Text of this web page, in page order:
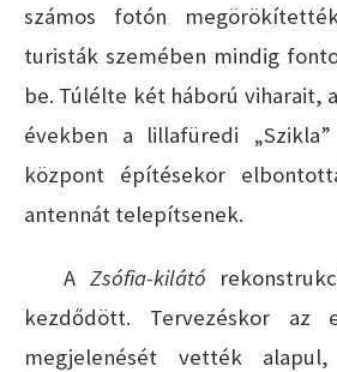
számos fotón
turisták szemében mindig
be. Túlélte két háború viharait,
években a lillafüredi
központ építésekor
antennát telepítsenek.
A Zsófia-kilátó
kezdődött. Tervezéskor az
megjelenését vették